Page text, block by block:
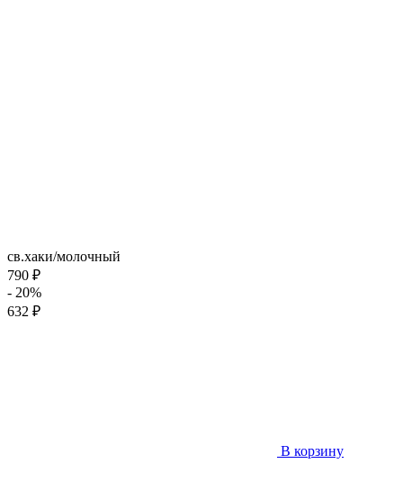
св.хаки/молочный
790 ₽
- 20%
632 ₽
В корзину